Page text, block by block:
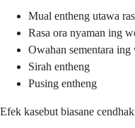
Mual entheng utawa
Rasa ora nyaman ing
Owahan sementara ing
Sirah entheng
Pusing entheng
Efek kasebut biasane